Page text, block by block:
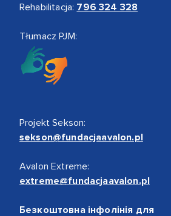
Rehabilitacja: 796 324 328
Tłumacz PJM:
Projekt Sekson:
sekson@fundacjaavalon.pl
Avalon Extreme:
extreme@fundacjaavalon.pl
Безкоштовна інфолінія для